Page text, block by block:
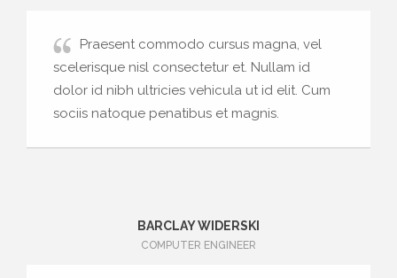
Praesent commodo cursus magna, vel
scelerisque nisl consectetur et. Nullam id
dolor id nibh ultricies vehicula ut id elit. Cum
sociis natoque penatibus et magnis.
BARCLAY WIDERSKI
COMPUTER ENGINEER